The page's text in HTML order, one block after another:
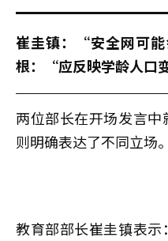
崔圭镇：“安全网可
根：“应反映学龄人口
两位部长在开场发言
则明确表达了不同立场。
教育部部长崔圭镇表